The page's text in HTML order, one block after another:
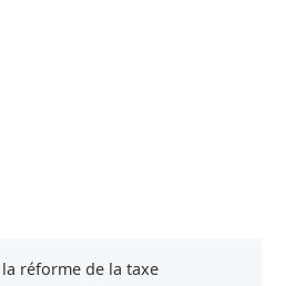
réforme de la taxe